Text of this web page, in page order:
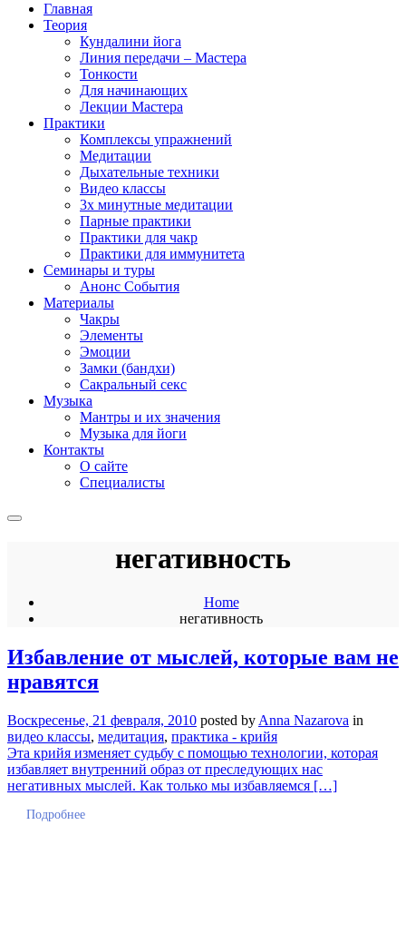
Главная
Теория
Кундалини йога
Линия передачи – Мастера
Тонкости
Для начинающих
Лекции Мастера
Практики
Комплексы упражнений
Медитации
Дыхательные техники
Видео классы
3х минутные медитации
Парные практики
Практики для чакр
Практики для иммунитета
Семинары и туры
Анонс События
Материалы
Чакры
Элементы
Эмоции
Замки (бандхи)
Сакральный секс
Музыка
Мантры и их значения
Музыка для йоги
Контакты
О сайте
Специалисты
негативность
Home
негативность
Избавление от мыслей, которые вам не
нравятся
Воскресенье, 21 февраля, 2010 posted by Anna Nazarova in
видео классы, медитация, практика - крийя
Эта крийя изменяет судьбу с помощью технологии, которая
избавляет внутренний образ от преследующих нас
негативных мыслей. Как только мы избавляемся […]
Подробнее